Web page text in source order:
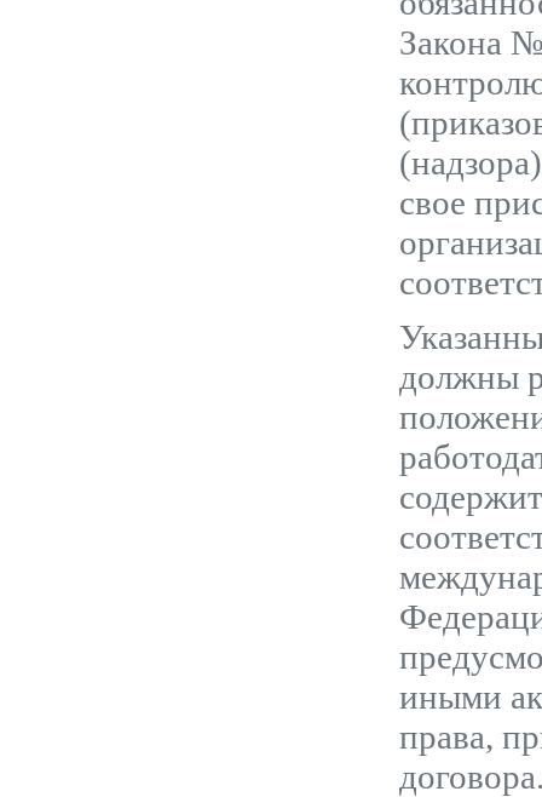
Закона
свое
должны
иными
права,